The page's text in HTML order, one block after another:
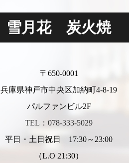
雪月花 炭火焼
〒650-0001
兵庫県神戸市中央区加納町4-8-19
パルファンビル2F
TEL：078-333-5029
平日・土日祝日 17:30～23:00
（L.O 21:30）